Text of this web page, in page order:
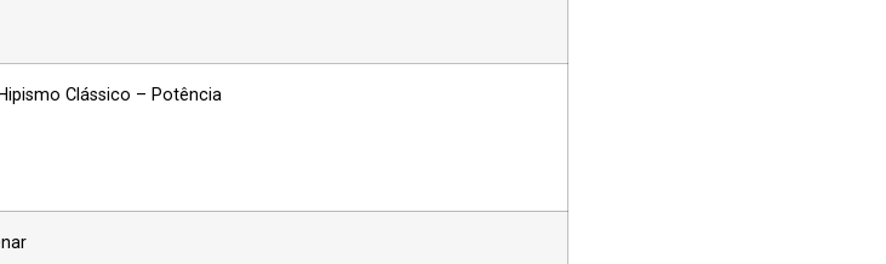
Clássico – Potência